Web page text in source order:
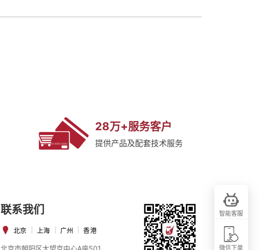
28万+服务客户
提供产品及配套技术服务
联系我们
北京 上海 广州 香港
北京市朝阳区大望京中心A座501
智能客服
微信下单